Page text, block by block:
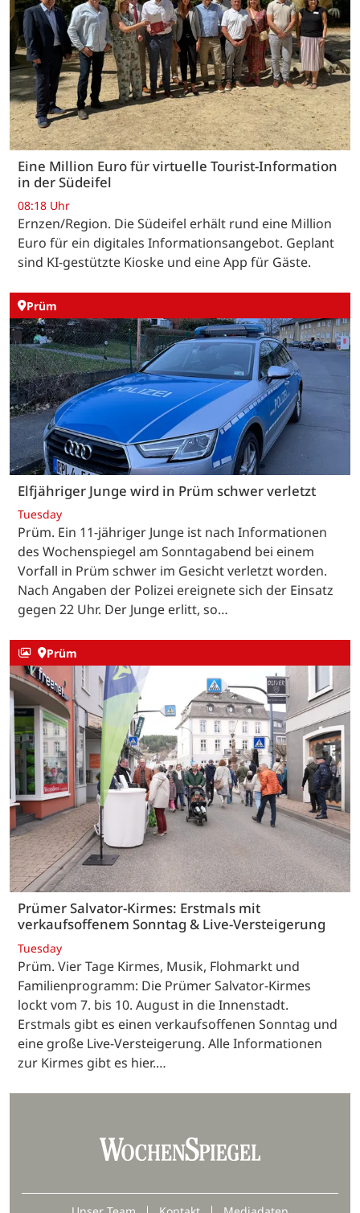
Eine Million Euro für virtuelle Tourist-Information
in der Südeifel
08:18 Uhr
Ernzen/Region. Die Südeifel erhält rund eine Million
Euro für ein digitales Informationsangebot. Geplant
sind KI-gestützte Kioske und eine App für Gäste.
Prüm
Elfjähriger Junge wird in Prüm schwer verletzt
Tuesday
Prüm. Ein 11-jähriger Junge ist nach Informationen
des Wochenspiegel am Sonntagabend bei einem
Vorfall in Prüm schwer im Gesicht verletzt worden.
Nach Angaben der Polizei ereignete sich der Einsatz
gegen 22 Uhr. Der Junge erlitt, so…
Prüm
Prümer Salvator-Kirmes: Erstmals mit
verkaufsoffenem Sonntag & Live-Versteigerung
Tuesday
Prüm. Vier Tage Kirmes, Musik, Flohmarkt und
Familienprogramm: Die Prümer Salvator-Kirmes
lockt vom 7. bis 10. August in die Innenstadt.
Erstmals gibt es einen verkaufsoffenen Sonntag und
eine große Live-Versteigerung. Alle Informationen
zur Kirmes gibt es hier.…